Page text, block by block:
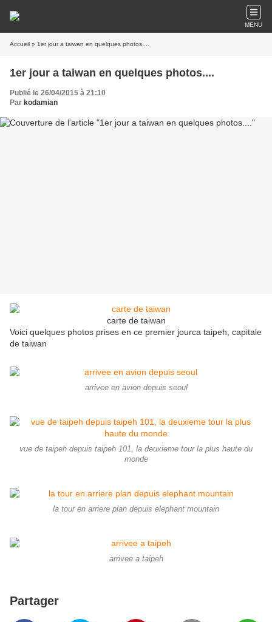
MENU
Accueil » 1er jour a taiwan en quelques photos....
1er jour a taiwan en quelques photos....
Publié le 26/04/2015 à 21:10
Par kodamian
carte de taiwan
Voici quelques photos prises en ce premier jourca taipeh, capitale
de taiwan
arrivee en avion depuis seoul
vue de taipeh depuis taipeh 101, la deuxieme tour la plus haute du
monde
la tour en arriere plan depuis elephant mountain
arrivee a taipeh
Partager